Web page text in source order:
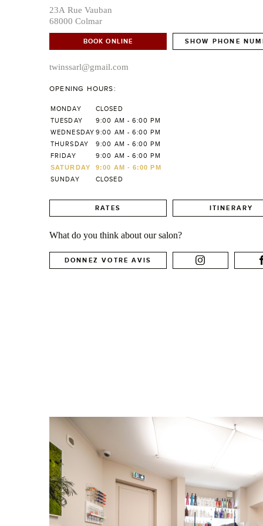
23A Rue Vauban
68000 Colmar
BOOK ONLINE SHOW PHONE
twinssarl@gmail.com
OPENING HOURS:
MONDAY
CLOSED
TUESDAY
9:00 AM - 6:00 PM
WEDNESDAY 9:00 AM - 6:00 PM
THURSDAY
9:00 AM - 6:00 PM
FRIDAY
9:00 AM - 6:00 PM
SATURDAY
9:00 AM - 6:00 PM
SUNDAY
CLOSED
RATES ITINERARY
What do you think about our salon?
DONNEZ VOTRE AVIS